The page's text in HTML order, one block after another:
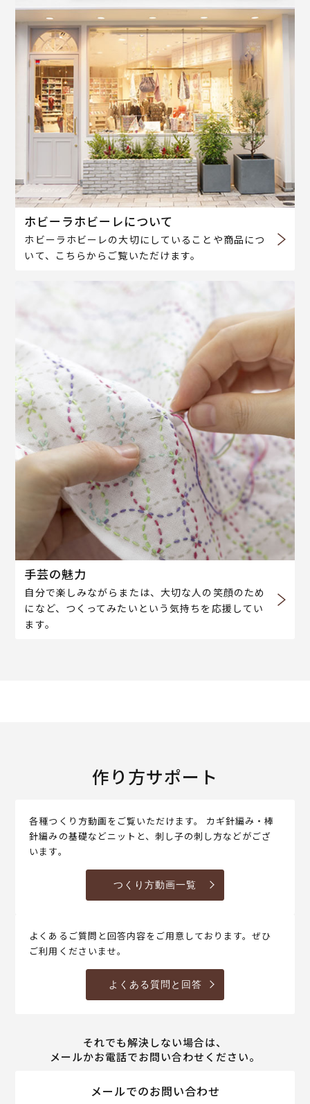
ホビーラホビーレについて
ホビーラホビーレの大切にしていることや商品につ
いて、こちらからご覧いただけます。
手芸の魅力
自分で楽しみながらまたは、大切な人の笑顔のため
になど、つくってみたいという気持ちを応援してい
ます。
作り方サポート
各種つくり方動画をご覧いただけます。 カギ針編み・棒
針編みの基礎などニットと、刺し子の刺し方などがござ
います。
つくり方動画一覧
よくあるご質問と回答内容をご用意しております。ぜひ
ご利用くださいませ。
よくある質問と回答
それでも解決しない場合は、
メールかお電話でお問い合わせください。
メールでのお問い合わせ